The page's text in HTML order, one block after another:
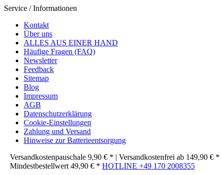
Service / Informationen
Kontakt
Über uns
ALLES AUS EINER HAND
Häufige Fragen (FAQ)
Newsletter
Feedback
Sitemap
Blog
Impressum
AGB
Datenschutzerklärung
Cookie-Einstellungen
Zahlung und Versand
Hinweise zur Batterieentsorgung
Versandkostenpauschale 9,90 € * | Versandkostenfrei ab 149,90 € *
Mindestbestellwert 49,90 € * HOTLINE +49 170 2008355